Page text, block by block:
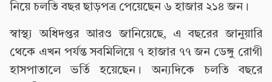
নিয়ে চলতি বছর ছাড়পত্র পেয়েছেন ৬ হাজার ২১৪ জন।
স্বাস্থ্য অধিদপ্তর আরও জানিয়েছে, এ বছরের জানুয়ারি
থেকে এখন পর্যন্ত সবমিলিয়ে ৭ হাজার ৭৭ জন ডেঙ্গু রোগী
হাসপাতালে ভর্তি হয়েছেন। অন্যদিকে চলতি বছরে